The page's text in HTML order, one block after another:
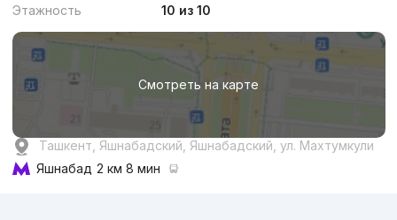
Сдача 4кв 2026,Binar Group
ЖК «Qadriyat»
+998 (99) 308...
Бизнес
Этажность
10 из 10
Смотреть на карте
Ташкент, Яшнабадский, Яшнабадский, ул. Махтумкули
Яшнабад 2 км 8 мин